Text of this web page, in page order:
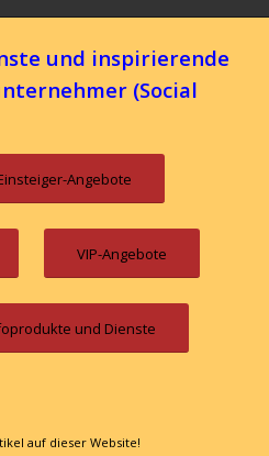
und inspirierende
(Social
Angebote
VIP-Angebote
und Dienste
auf dieser Website!